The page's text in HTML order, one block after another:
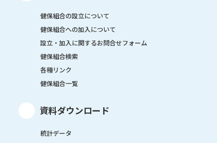
健保組合の設立について
健保組合への加入について
設立・加入に関するお問合せフォーム
健保組合検索
各種リンク
健保組合一覧
資料ダウンロード
統計データ